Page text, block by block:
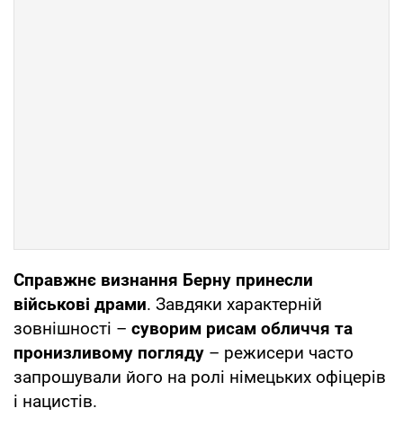
Справжнє визнання Берну принесли
військові драми. Завдяки характерній
зовнішності – суворим рисам обличчя та
пронизливому погляду – режисери часто
запрошували його на ролі німецьких офіцерів
і нацистів.